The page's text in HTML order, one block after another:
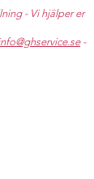
- Vi hjälper er
-